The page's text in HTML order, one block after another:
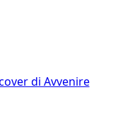
di Avvenire